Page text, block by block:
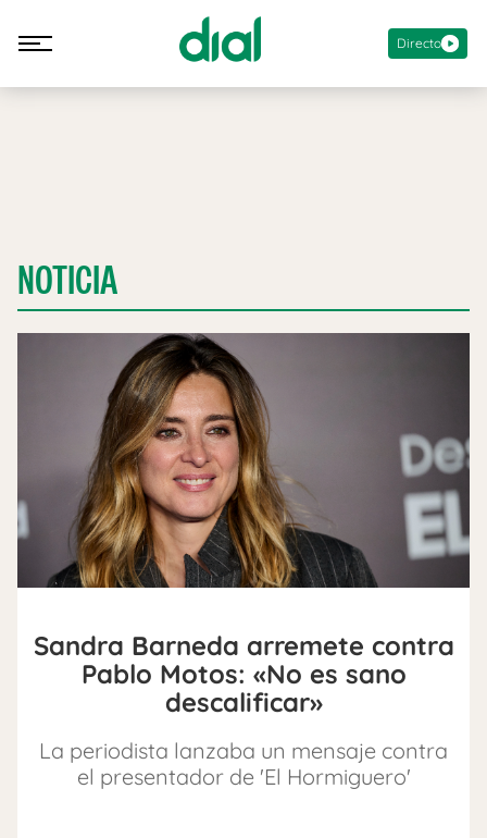
Directo
NOTICIA
Sandra Barneda arremete contra
Pablo Motos: «No es sano
descalificar»
La periodista lanzaba un mensaje contra
el presentador de 'El Hormiguero'